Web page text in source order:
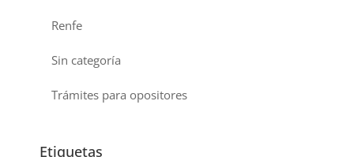
Renfe
Sin categoría
Trámites para opositores
Etiquetas